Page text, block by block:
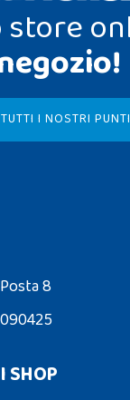
I NOSTRI
8
SHOP